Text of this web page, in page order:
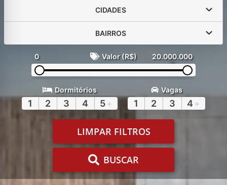
CIDADES
BAIRROS
0 Valor (R$) 20.000.000
Dormitórios
1 2 3 4 5+
Vagas
1 2 3 4 +
LIMPAR FILTROS
BUSCAR